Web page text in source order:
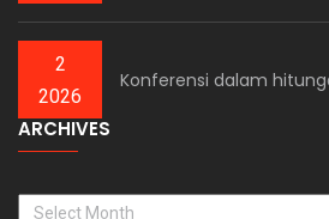
2
2026
Konferensi dalam
ARCHIVES
ARCHIVES